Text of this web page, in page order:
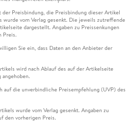
Preisbindung, die Preisbindung dieser Artikel
wurde vom Verlag gesenkt. Die jeweils zutreffende
dargestellt. Angaben zu Preissenkungen
Preis.
Sie ein, dass Daten an den Anbieter der
wird nach Ablauf des auf der Artikelseite
auf die unverbindliche Preisempfehlung (UVP) des
wurde vom Verlag gesenkt. Angaben zu
den vorherigen Preis.